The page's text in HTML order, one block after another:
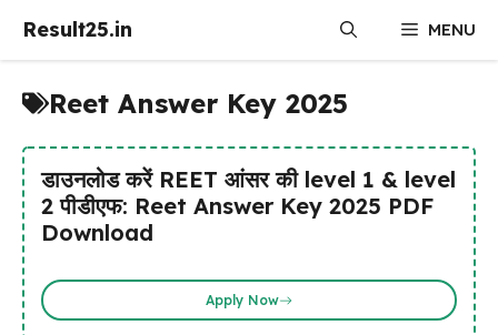
Result25.in MENU
Reet Answer Key 2025
डाउनलोड करें REET आंसर की level 1 & level
2 पीडीएफ: Reet Answer Key 2025 PDF
Download
Apply Now